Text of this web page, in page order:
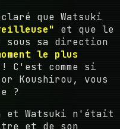
que Watsuki
et que le
sous sa direction
le plus
! C'est comme si
Koushirou, vous
?
et Watsuki n'était
et de son